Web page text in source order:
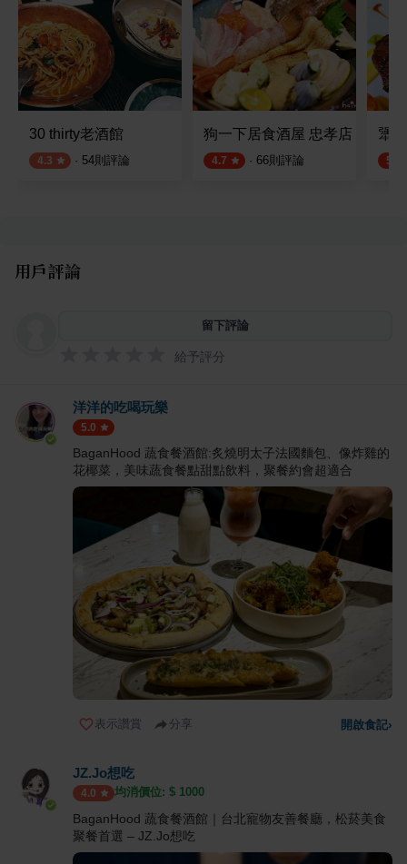
30 thirty老酒館
4.3 · 54則評論
狗一下居食酒屋 忠孝店
4.7 · 66則評論
犟
5.0
用戶評論
留下評論
給予評分
洋洋的吃喝玩樂
5.0
BaganHood 蔬食餐酒館:炙燒明太子法國麵包、像炸雞的
花椰菜，美味蔬食餐點甜點飲料，聚餐約會超適合
表示讚賞 分享 開啟食記›
JZ.Jo想吃
4.0 均消價位: $ 1000
BaganHood 蔬食餐酒館｜台北寵物友善餐廳，松菸美食
聚餐首選 – JZ.Jo想吃